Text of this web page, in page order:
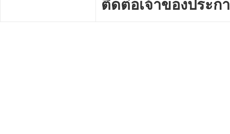
ติดต่อเจ้าของประก